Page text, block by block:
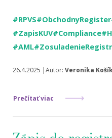
#RPVS#ObchodnyRegister
#ZapisKUV#Compliance
#AML
26.4.2025 |Autor: Veronika
Prečítať viac